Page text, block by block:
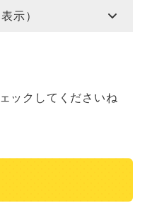
示）
ックしてくださいね